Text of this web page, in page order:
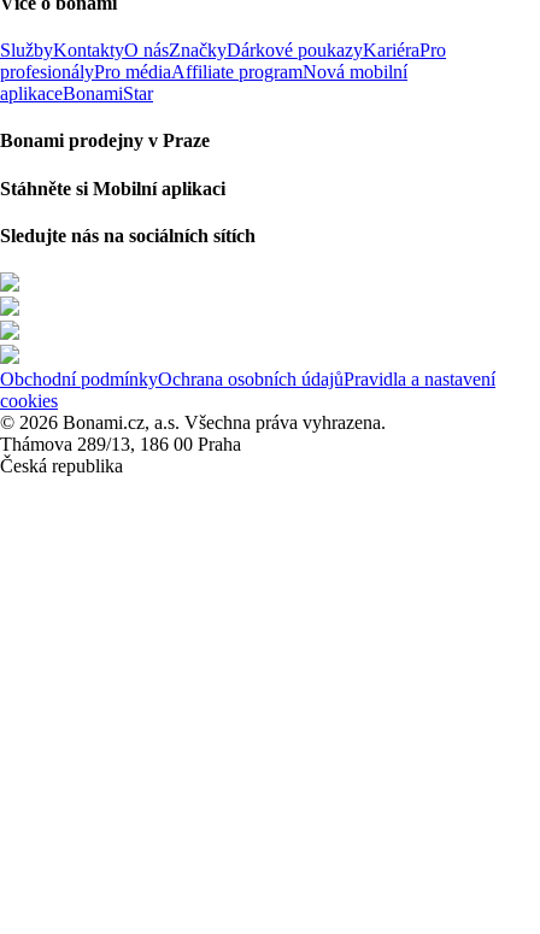
SlužbyKontaktyO násZnačkyDárkové poukazyKariéraPro
profesionályPro médiaAffiliate programNová mobilní
aplikaceBonamiStar
Bonami prodejny v Praze
Stáhněte si Mobilní aplikaci
Sledujte nás na sociálních sítích
Obchodní podmínkyOchrana osobních údajůPravidla a nastavení
cookies
© 2026 Bonami.cz, a.s. Všechna práva vyhrazena.
Thámova 289/13, 186 00 Praha
Česká republika